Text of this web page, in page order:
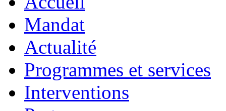
Mandat
Actualité
Programmes et services
Interventions